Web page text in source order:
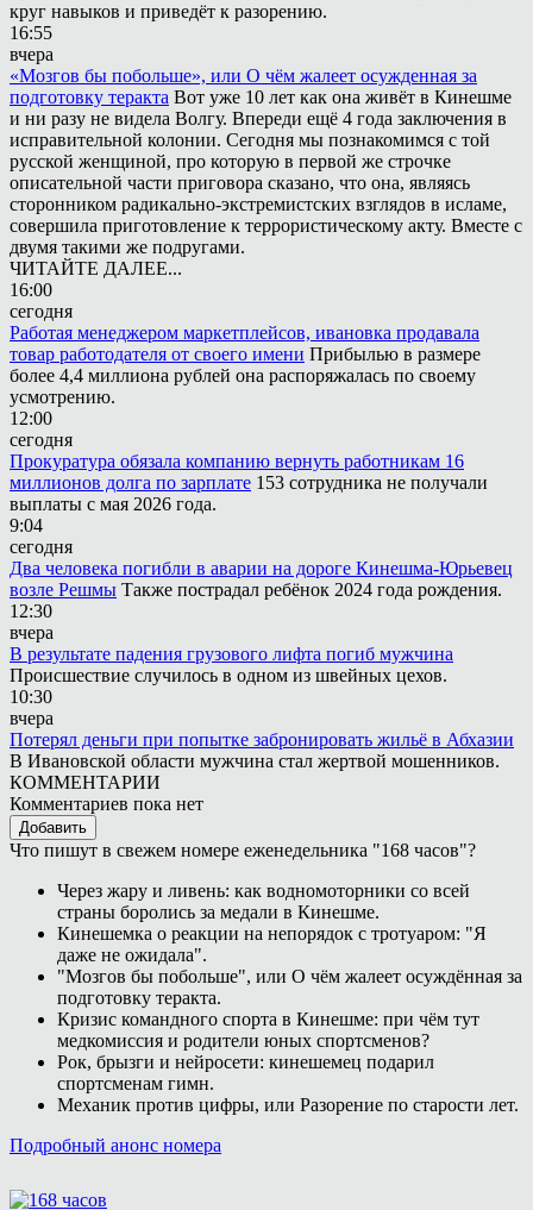
круг навыков и приведёт к разорению.
16:55
вчера
«Мозгов бы побольше», или О чём жалеет осужденная за
подготовку теракта Вот уже 10 лет как она живёт в Кинешме
и ни разу не видела Волгу. Впереди ещё 4 года заключения в
исправительной колонии. Сегодня мы познакомимся с той
русской женщиной, про которую в первой же строчке
описательной части приговора сказано, что она, являясь
сторонником радикально-экстремистских взглядов в исламе,
совершила приготовление к террористическому акту. Вместе с
двумя такими же подругами.
ЧИТАЙТЕ ДАЛЕЕ...
16:00
сегодня
Работая менеджером маркетплейсов, ивановка продавала
товар работодателя от своего имени Прибылью в размере
более 4,4 миллиона рублей она распоряжалась по своему
усмотрению.
12:00
сегодня
Прокуратура обязала компанию вернуть работникам 16
миллионов долга по зарплате 153 сотрудника не получали
выплаты с мая 2026 года.
9:04
сегодня
Два человека погибли в аварии на дороге Кинешма-Юрьевец
возле Решмы Также пострадал ребёнок 2024 года рождения.
12:30
вчера
В результате падения грузового лифта погиб мужчина
Происшествие случилось в одном из швейных цехов.
10:30
вчера
Потерял деньги при попытке забронировать жильё в Абхазии
В Ивановской области мужчина стал жертвой мошенников.
КОММЕНТАРИИ
Комментариев пока нет
Добавить
Что пишут в свежем номере еженедельника "168 часов"?
Через жару и ливень: как водномоторники со всей
страны боролись за медали в Кинешме.
Кинешемка о реакции на непорядок с тротуаром: "Я
даже не ожидала".
"Мозгов бы побольше", или О чём жалеет осуждённая за
подготовку теракта.
Кризис командного спорта в Кинешме: при чём тут
медкомиссия и родители юных спортсменов?
Рок, брызги и нейросети: кинешемец подарил
спортсменам гимн.
Механик против цифры, или Разорение по старости лет.
Подробный анонс номера